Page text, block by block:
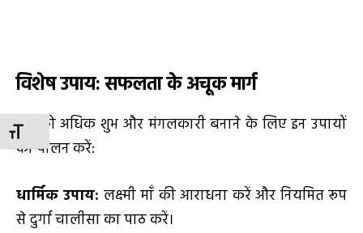
TOGGLE FONT SIZE
विशेष उपाय: सफलता के अचूक मार्ग
वर्ष को अधिक शुभ और मंगलकारी बनाने के लिए इन उपायों
का पालन करें:
धार्मिक उपाय: लक्ष्मी माँ की आराधना करें और नियमित रूप
से दुर्गा चालीसा का पाठ करें।